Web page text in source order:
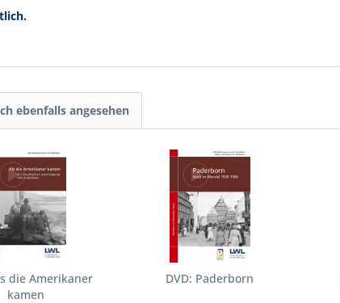
ebenfalls angesehen
die Amerikaner
kamen
DVD: Paderborn